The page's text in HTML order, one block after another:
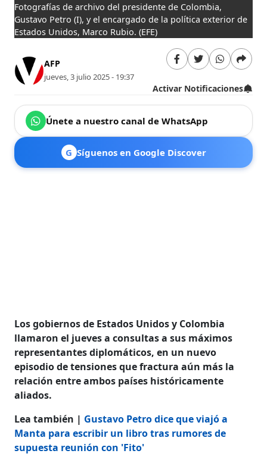
Fotografías de archivo del presidente de Colombia,
Gustavo Petro (I), y el encargado de la política exterior de
Estados Unidos, Marco Rubio. (EFE)
AFP
jueves, 3 julio 2025 - 19:37
Activar Notificaciones
Únete a nuestro canal de WhatsApp
G Síguenos en Google Discover
Los gobiernos de Estados Unidos y Colombia
llamaron el jueves a consultas a sus máximos
representantes diplomáticos, en un nuevo
episodio de tensiones que fractura aún más la
relación entre ambos países históricamente
aliados.
Lea también | Gustavo Petro dice que viajó a
Manta para escribir un libro tras rumores de
supuesta reunión con 'Fito'